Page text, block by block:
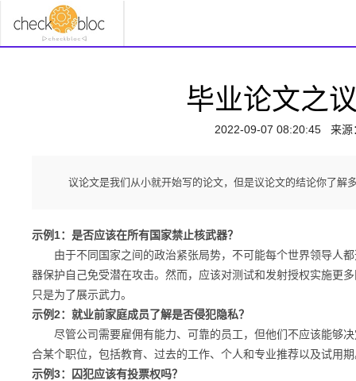
毕业论文之
2022-09-07 08:20:45来源
议论文是我们从小就开始写的论文，但是议论文的结论你了解
示例1：是否应该在所有国家禁止核武器？
由于不同国家之间的政治紧张局势，不可能每个世界领导人都
器保护自己免受潜在攻击。然而，应该对测试和发射授权实施更
只是为了展示武力。
示例2：就业前家庭成员了解是否侵犯隐私？
尽管公司需要雇佣有能力、可靠的员工，但他们不应该能够决
合某个职位，包括教育、过去的工作、个人和专业推荐以及试用
示例3：囚犯应该有投票权吗？